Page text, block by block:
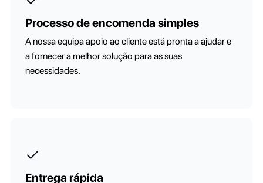
Processo de encomenda simples
A nossa equipa apoio ao cliente está pronta a ajudar e
a fornecer a melhor solução para as suas
necessidades.
Entrega rápida